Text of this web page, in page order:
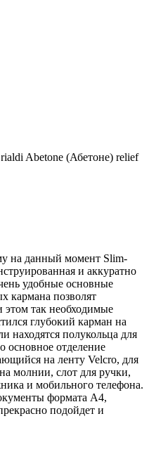
Abetone (Абетоне) relief
на данный момент Slim-
и аккуратно
удобные основные
кармана позволят
этом так необходимые
глубокий карман на
находятся полукольца для
основное отделение
на ленту Velcro, для
молнии, слот для ручки,
и мобильного телефона.
формата А4,
подойдет и